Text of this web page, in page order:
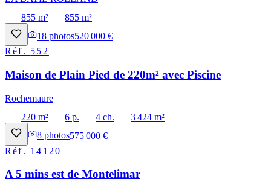
855 m²
855 m²
18 photos520 000 €
Réf. 552
Maison de Plain Pied de 220m² avec Piscine
Rochemaure
220 m²
6 p. 4 ch.
3 424 m²
8 photos575 000 €
Réf. 14120
A 5 mins est de Montelimar